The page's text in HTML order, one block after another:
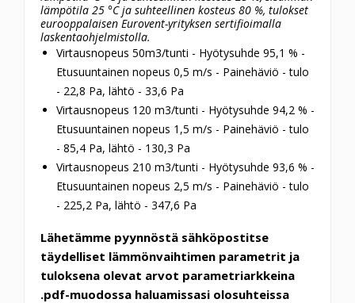
lämpötila 25 °C ja suhteellinen kosteus 80 %, tulokset
eurooppalaisen Eurovent-yrityksen sertifioimalla
laskentaohjelmistolla.
Virtausnopeus 50m3/tunti - Hyötysuhde 95,1 % -
Etusuuntainen nopeus 0,5 m/s - Painehäviö - tulo
- 22,8 Pa, lähtö - 33,6 Pa
Virtausnopeus 120 m3/tunti - Hyötysuhde 94,2 % -
Etusuuntainen nopeus 1,5 m/s - Painehäviö - tulo
- 85,4 Pa, lähtö - 130,3 Pa
Virtausnopeus 210 m3/tunti - Hyötysuhde 93,6 % -
Etusuuntainen nopeus 2,5 m/s - Painehäviö - tulo
- 225,2 Pa, lähtö - 347,6 Pa
Lähetämme pyynnöstä sähköpostitse
täydelliset lämmönvaihtimen parametrit ja
tuloksena olevat arvot parametriarkkeina
.pdf-muodossa haluamissasi olosuhteissa